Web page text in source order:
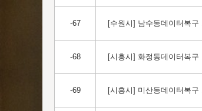
-67 [수원시] 남수동데이터복구
-68 [시흥시] 화정동데이터복구
-69 [시흥시] 미산동데이터복구